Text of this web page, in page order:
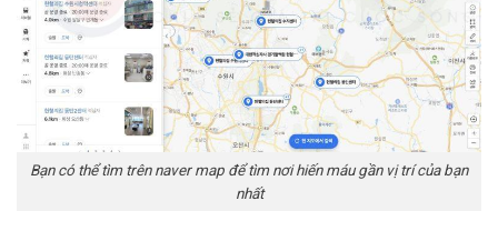
Bạn có thể tìm trên naver map để tìm nơi hiến máu gần vị trí của bạn
nhất